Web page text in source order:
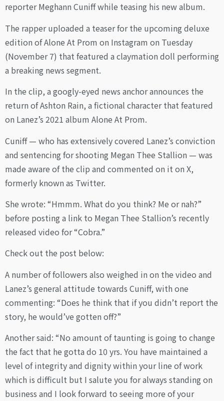
reporter Meghann Cuniff while teasing his new album.
The rapper uploaded a teaser for the upcoming deluxe
edition of Alone At Prom on Instagram on Tuesday
(November 7) that featured a claymation doll performing
a breaking news segment.
In the clip, a googly-eyed news anchor announces the
return of Ashton Rain, a fictional character that featured
on Lanez’s 2021 album Alone At Prom.
Cuniff — who has extensively covered Lanez’s conviction
and sentencing for shooting Megan Thee Stallion — was
made aware of the clip and commented on it on X,
formerly known as Twitter.
She wrote: “Hmmm. What do you think? Me or nah?”
before posting a link to Megan Thee Stallion’s recently
released video for “Cobra.”
Check out the post below:
A number of followers also weighed in on the video and
Lanez’s general attitude towards Cuniff, with one
commenting: “Does he think that if you didn’t report the
story, he would’ve gotten off?”
Another said: “No amount of taunting is going to change
the fact that he gotta do 10 yrs. You have maintained a
level of integrity and dignity within your line of work
which is difficult but I salute you for always standing on
business and I look forward to seeing more of your